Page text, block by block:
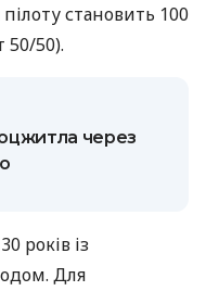
становить 100
50/50).
через
років із
Для